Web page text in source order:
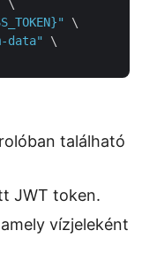
\
\
data"
\
található
JWT token.
vízjeleként